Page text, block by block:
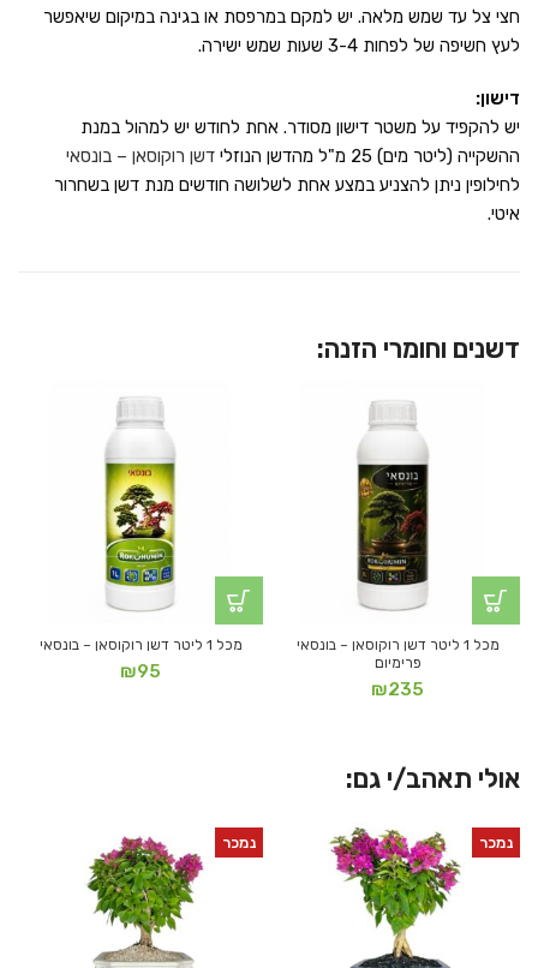
חצי צל עד שמש מלאה. יש למקם במרפסת או בגינה במיקום שיאפשר
לעץ חשיפה של לפחות 3-4 שעות שמש ישירה.
דישון:
יש להקפיד על משטר דישון מסודר. אחת לחודש יש למהול במנת
ההשקייה (ליטר מים) 25 מ"ל מהדשן הנוזלי
דשן רוקוסאן – בונסאי
לחילופין ניתן להצניע במצע אחת לשלושה חודשים מנת דשן בשחרור
איטי.
דשנים וחומרי הזנה:
מכל 1 ליטר דשן רוקוסאן – בונסאי
פרימיום
₪235
מכל 1 ליטר דשן רוקוסאן – בונסאי
₪95
אולי תאהב/י גם:
נמכר נמכר